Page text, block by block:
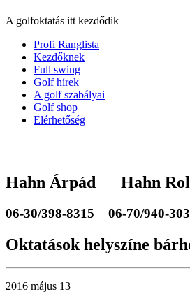
A golfoktatás itt kezdődik
Profi Ranglista
Kezdőknek
Full swing
Golf hírek
A golf szabályai
Golf shop
Elérhetőség
Hahn Árpád Hahn
06-30/398-8315 06-70/940-
Oktatások helyszíne
2016 május 13